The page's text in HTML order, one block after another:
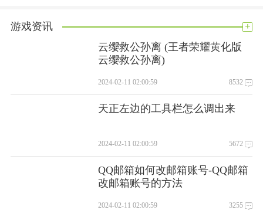
游戏资讯 +
云缨救公孙离 (王者荣耀黄化版
云缨救公孙离)
2024-02-11 02:00:59 8532
天正左边的工具栏怎么调出来
2024-02-11 02:00:59 5672
QQ邮箱如何改邮箱账号-QQ邮箱
改邮箱账号的方法
2024-02-11 02:00:59 3255